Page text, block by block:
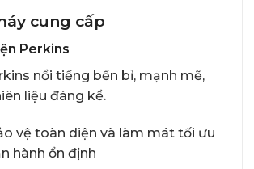
cung cấp
Perkins
nổi tiếng bền bỉ, mạnh mẽ,
liệu đáng kể.
vệ toàn diện và làm mát tối ưu
hành ổn định